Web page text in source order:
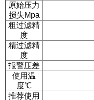
原始压力
损失Mpa
粗过滤精
度
精过滤精
度
报警压差
使用温
度℃
推荐使用